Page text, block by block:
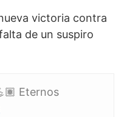
victoria contra
de un suspiro
Eternos